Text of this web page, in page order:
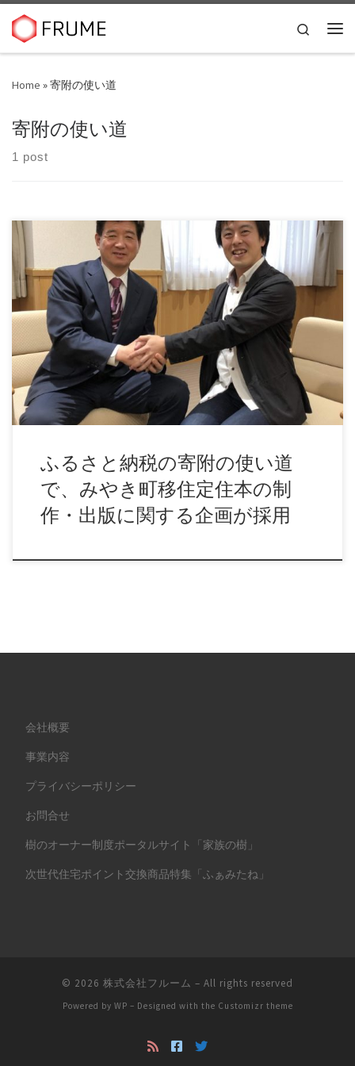
Skip to content
Search
Home »寄附の使い道
寄附の使い道
1 post
佐賀県みやき町にて、ふるさと納税業務支援やまちづくり支
援業務を行う株式会社フルーム（本社：佐賀県みや […]
ふるさと納税の寄附の使い道
で、みやき町移住定住本の制
作・出版に関する企画が採用
会社概要
事業内容
プライバシーポリシー
お問合せ
樹のオーナー制度ポータルサイト「家族の樹」
次世代住宅ポイント交換商品特集「ふぁみたね」
© 2026 株式会社フルーム – All rights reserved
Powered by WP – Designed with the Customizr theme